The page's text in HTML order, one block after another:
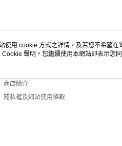
關於我們
商店簡介
隱私權及網站使用條款
使用 cookie 方式之詳情，及若您不希望
Cookie 聲明。您繼續使用本網站即表示您